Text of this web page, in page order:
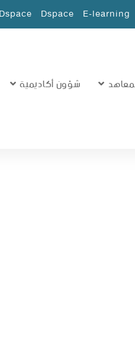
E-learning
Dspace
شؤون أكاديمية